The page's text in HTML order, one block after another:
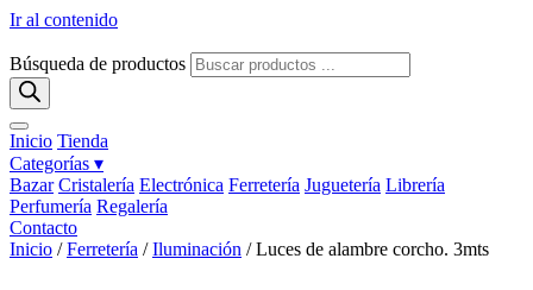
Ir al contenido
Búsqueda de productos
Inicio Tienda
Categorías ▾
Bazar Cristalería Electrónica Ferretería Juguetería Librería
Perfumería Regalería
Contacto
Inicio /Ferretería /Iluminación / Luces de alambre corcho. 3mts